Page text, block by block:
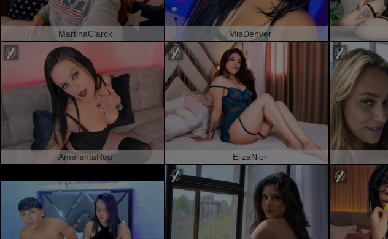
MartinaClarck MiaDenver
AmarantaRou ElizaNior